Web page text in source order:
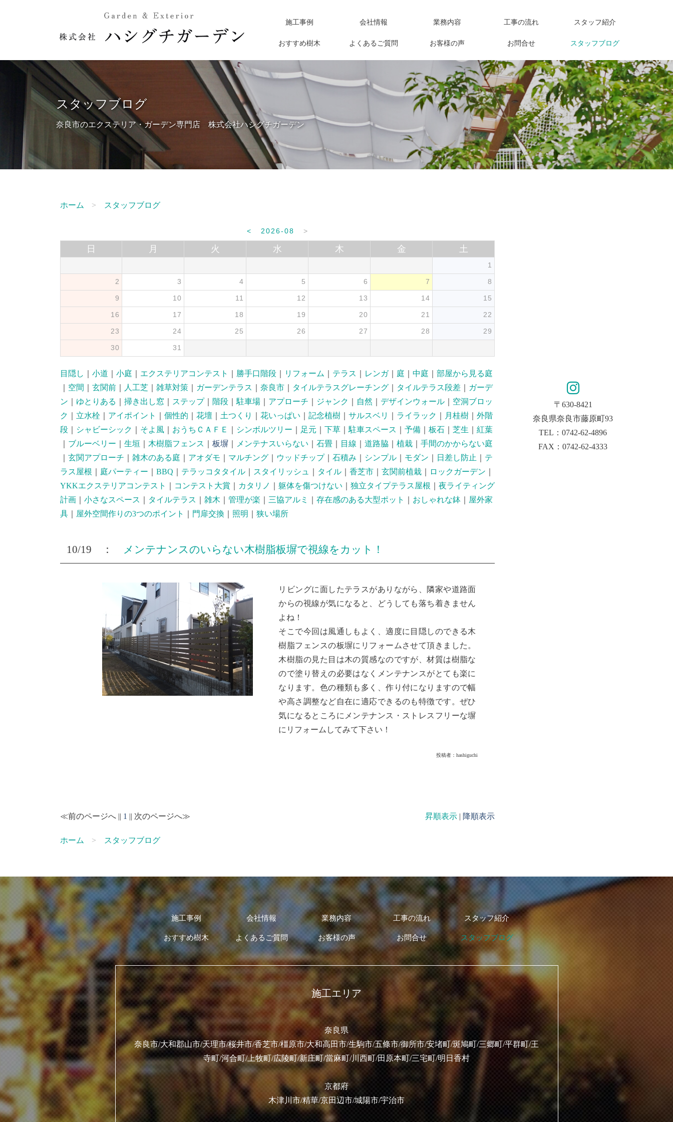
施工事例 会社情報 業務内容 工事の流れ スタッフ紹介
おすすめ樹木 よくあるご質問 お客様の声 お問合せ スタッフブログ
スタッフブログ
奈良市のエクステリア・ガーデン専門店 株式会社ハシグチガーデン
ホーム スタッフブログ
< 2026-08 >
日 月 火 水 木 金 土
1
2 3 4 5 6 7 8
9 10 11 12 13 14 15
16 17 18 19 20 21 22
23 24 25 26 27 28 29
30 31
目隠し 小道 小庭 エクステリアコンテスト 勝手口階段｜ リフォーム テラス レンガ｜ 庭 中庭
部屋から見る庭
空間 玄関前｜ 人工芝｜ 雑草対策｜ ガーデンテラス 奈良市｜ タイルテラスグレーチング｜ タイルテラス段差｜
ガーデ
ン
ゆとりある 掃き出し窓 ステップ｜ 階段｜ 駐車場｜ アプローチ ジャンク 自然 デザインウォール｜ 空洞ブロッ
ク
立水栓｜ アイポイント 個性的 花壇 土つくり 花いっぱい 記念植樹｜ サルスベリ ライラック 月桂樹｜ 外階
段｜ シャビーシック そよ風｜ おうちＣＡＦＥ シンボルツリー 足元 下草｜ 駐車スペース 予備｜ 板石｜ 芝生
紅葉
ブルーベリー 生垣 木樹脂フェンス 板塀｜ メンテナスいらない 石畳 目線 道路脇 植栽｜ 手間のかからない庭
玄関アプローチ 雑木のある庭 アオダモ マルチング｜ ウッドチップ｜ 石積み シンプル｜ モダン 日差し防止
テ
ラス屋根
庭パーティー BBQ テラッコタタイル｜ スタイリッシュ タイル｜ 香芝市｜ 玄関前植栽｜ ロックガーデン
YKKエクステリアコンテスト
コンテスト大賞 カタリノ 躯体を傷つけない 独立タイプテラス屋根
夜ライティング
計画｜ 小さなスペース タイルテラス 雑木 管理が楽 三協アルミ 存在感のある大型ポット おしゃれな鉢｜
屋外家
具｜ 屋外空間作りの3つのポイント 門扉交換 照明 狭い場所
10/19 ： メンテナンスのいらない木樹脂板塀で視線をカット！
リビングに面したテラスがありながら、隣家や道路面
からの視線が気になると、どうしても落ち着きません
よね！
そこで今回は風通しもよく、適度に目隠しのできる木
樹脂フェンスの板塀にリフォームさせて頂きました。
木樹脂の見た目は木の質感なのですが、材質は樹脂な
ので塗り替えの必要はなくメンテナンスがとても楽に
なります。色の種類も多く、作り付になりますので幅
や高さ調整など自在に適応できるのも特徴です。ぜひ
気になるところにメンテナンス・ストレスフリーな塀
にリフォームしてみて下さい！
投稿者： hashiguchi
≪前のページへ || 1 || 次のページへ≫ 昇順表示 | 降順表示
ホーム スタッフブログ
〒630-8421
奈良県奈良市藤原町93
TEL：0742-62-4896
FAX：0742-62-4333
施工事例 会社情報 業務内容 工事の流れ スタッフ紹介
おすすめ樹木 よくあるご質問 お客様の声 お問合せ スタッフブログ
施工エリア
奈良県
奈良市/大和郡山市/天理市/桜井市/香芝市/橿原市/大和高田市/生駒市/五條市/御所市/安堵町/斑鳩町/三郷町/平群町/王
寺町/河合町/上牧町/広陵町/新庄町/當麻町/川西町/田原本町/三宅町/明日香村
京都府
木津川市/精華/京田辺市/城陽市/宇治市